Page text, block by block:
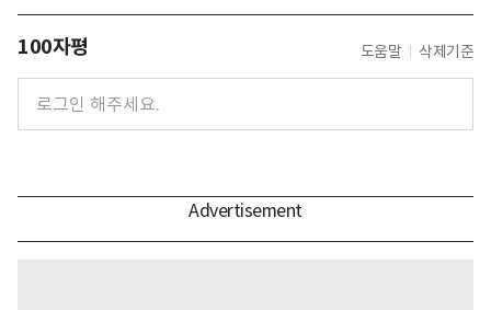
100자평 도움말 삭제기준